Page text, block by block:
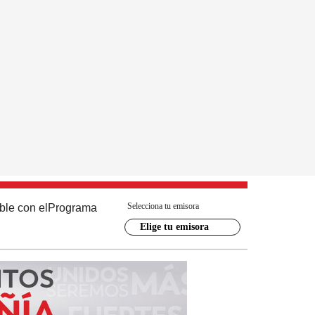
con el Programa Selecciona tu emisora
Elige tu emisora